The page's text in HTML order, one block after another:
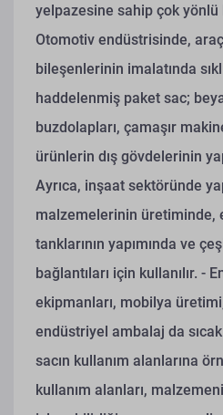
yelpazesine sahip çok
Otomotiv endüstrisinde,
bileşenlerinin imalatında
haddelenmiş paket sac;
buzdolapları, çamaşır
ürünlerin dış gövdelerinin
Ayrıca, inşaat sektöründe
malzemelerinin üretiminde,
tanklarının yapımında ve
bağlantıları için kullanılır. -
ekipmanları, mobilya
endüstriyel ambalaj da
sacın kullanım alanlarına
kullanım alanları,